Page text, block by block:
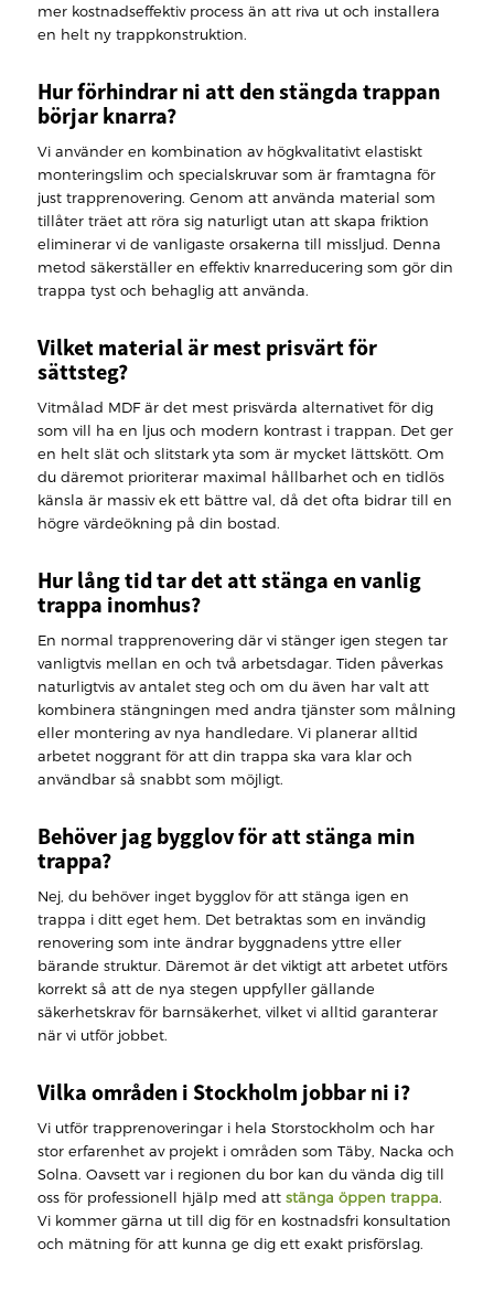
mer kostnadseffektiv process än att riva ut och installera
en helt ny trappkonstruktion.
Hur förhindrar ni att den stängda trappan
börjar knarra?
Vi använder en kombination av högkvalitativt elastiskt
monteringslim och specialskruvar som är framtagna för
just trapprenovering. Genom att använda material som
tillåter träet att röra sig naturligt utan att skapa friktion
eliminerar vi de vanligaste orsakerna till missljud. Denna
metod säkerställer en effektiv knarreducering som gör din
trappa tyst och behaglig att använda.
Vilket material är mest prisvärt för
sättsteg?
Vitmålad MDF är det mest prisvärda alternativet för dig
som vill ha en ljus och modern kontrast i trappan. Det ger
en helt slät och slitstark yta som är mycket lättskött. Om
du däremot prioriterar maximal hållbarhet och en tidlös
känsla är massiv ek ett bättre val, då det ofta bidrar till en
högre värdeökning på din bostad.
Hur lång tid tar det att stänga en vanlig
trappa inomhus?
En normal trapprenovering där vi stänger igen stegen tar
vanligtvis mellan en och två arbetsdagar. Tiden påverkas
naturligtvis av antalet steg och om du även har valt att
kombinera stängningen med andra tjänster som målning
eller montering av nya handledare. Vi planerar alltid
arbetet noggrant för att din trappa ska vara klar och
användbar så snabbt som möjligt.
Behöver jag bygglov för att stänga min
trappa?
Nej, du behöver inget bygglov för att stänga igen en
trappa i ditt eget hem. Det betraktas som en invändig
renovering som inte ändrar byggnadens yttre eller
bärande struktur. Däremot är det viktigt att arbetet utförs
korrekt så att de nya stegen uppfyller gällande
säkerhetskrav för barnsäkerhet, vilket vi alltid garanterar
när vi utför jobbet.
Vilka områden i Stockholm jobbar ni i?
Vi utför trapprenoveringar i hela Storstockholm och har
stor erfarenhet av projekt i områden som Täby, Nacka och
Solna. Oavsett var i regionen du bor kan du vända dig till
oss för professionell hjälp med att stänga öppen trappa.
Vi kommer gärna ut till dig för en kostnadsfri konsultation
och mätning för att kunna ge dig ett exakt prisförslag.